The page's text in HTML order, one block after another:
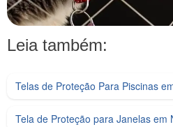
Leia também:
Telas de Proteção Para Piscinas
Tela de Proteção para Janelas em